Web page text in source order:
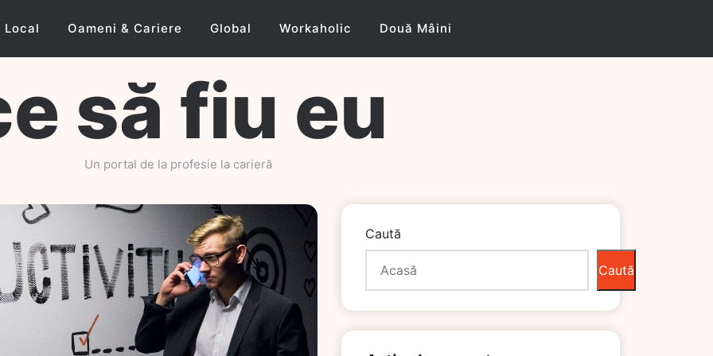
Local Oameni & Cariere Global Workaholic Două Mâini
să fiu eu
Un portal de la profesie la carieră
Caută
Caută